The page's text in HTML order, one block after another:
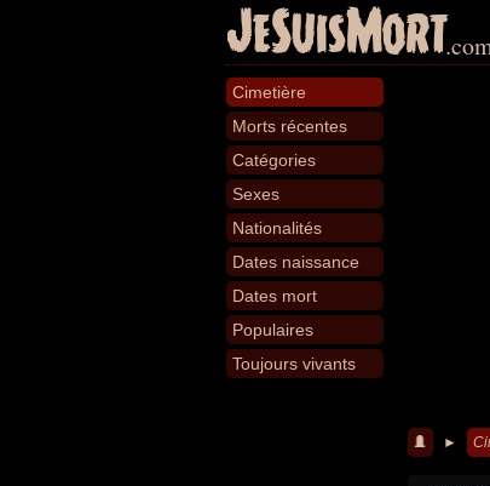
JeSuisMort
Cimetière
Morts récentes
Catégories
Sexes
Nationalités
Dates naissance
Dates mort
Populaires
Toujours vivants
►